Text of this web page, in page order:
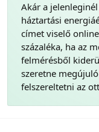
Akár a
háztartási
címet viselő
százaléka, ha az
felmérésből
szeretne
felszereltetni az